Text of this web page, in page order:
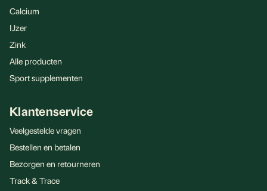
Calcium
IJzer
Zink
Alle producten
Sport supplementen
Klantenservice
Veelgestelde vragen
Bestellen en betalen
Bezorgen en retourneren
Track & Trace